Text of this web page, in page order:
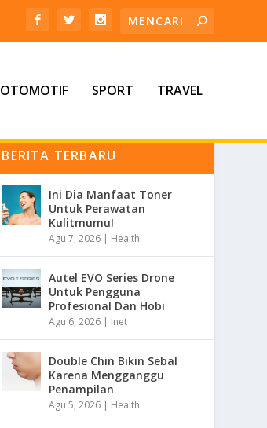
OTOMOTIF SPORT TRAVEL
BERITA TERBARU
Ini Dia Manfaat Toner
Untuk Perawatan
Kulitmumu!
Agu 7, 2026 | Health
Autel EVO Series Drone
Untuk Pengguna
Profesional Dan Hobi
Agu 6, 2026 | Inet
Double Chin Bikin Sebal
Karena Mengganggu
Penampilan
Agu 5, 2026 | Health